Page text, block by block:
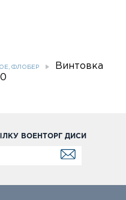
ФЛОБЕР
Винтовка
ВОЕНТОРГ ДИСИ